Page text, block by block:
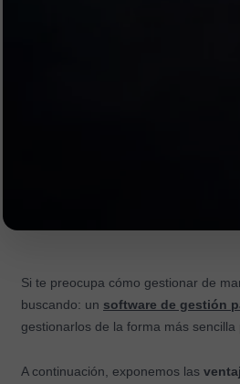
Si te preocupa cómo gestionar de
buscando: un software de gestión
gestionarlos de la forma más sencilla
A continuación, exponemos las